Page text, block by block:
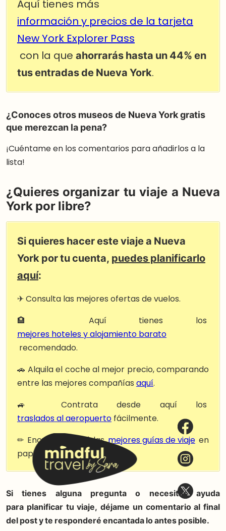
Aquí tienes más
información y precios de la tarjeta
New York Explorer Pass
con la que ahorrarás hasta un 44% en
tus entradas de Nueva York.
¿Conoces otros museos de Nueva York gratis
que merezcan la pena?
¡Cuéntame en los comentarios para añadirlos a la
lista!
¿Quieres organizar tu viaje a Nueva
York por libre?
Si quieres hacer este viaje a Nueva
York por tu cuenta, puedes planificarlo
aquí:
✈ Consulta las mejores ofertas de vuelos.
🏨 Aquí tienes los
mejores hoteles y alojamiento barato
recomendado.
🚗 Alquila el coche al mejor precio, comparando
entre las mejores compañías aquí.
🚙 Contrata desde aquí los
traslados al aeropuerto fácilmente.
✏ Encuentra aquí lasmejores guías de viajeen
papel.
Si tienes alguna pregunta o necesitas ayuda
para planificar tu viaje, déjame un comentario al final
del post y te responderé encantada lo antes posible.